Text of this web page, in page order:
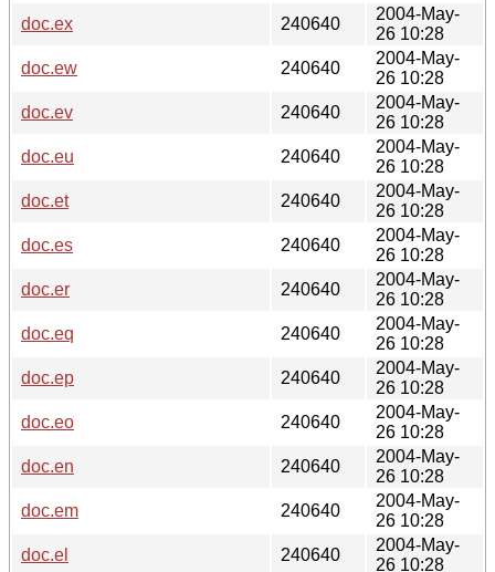
doc.ex
240640
2004-May-
26 10:28
doc.ew
240640
2004-May-
26 10:28
doc.ev
240640
2004-May-
26 10:28
doc.eu
240640
2004-May-
26 10:28
doc.et
240640
2004-May-
26 10:28
doc.es
240640
2004-May-
26 10:28
doc.er
240640
2004-May-
26 10:28
doc.eq
240640
2004-May-
26 10:28
doc.ep
240640
2004-May-
26 10:28
doc.eo
240640
2004-May-
26 10:28
doc.en
240640
2004-May-
26 10:28
doc.em
240640
2004-May-
26 10:28
doc.el
240640
2004-May-
26 10:28